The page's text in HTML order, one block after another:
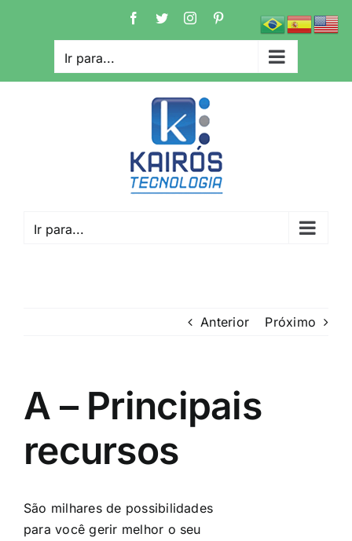
conteúdo
Facebook
TwitterInstagramPinterest
Ir para...
Ir para...
Anterior Próximo
A – Principais
recursos
São milhares de possibilidades
para você gerir melhor o seu